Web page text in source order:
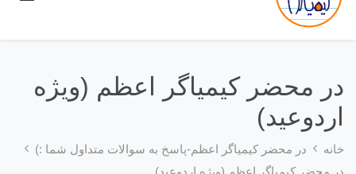
در محضر کیمیاگر اعظم (ویژه
اردوعید)
خانه
در محضر کیمیاگر اعظم-پاسخ به سوالات متداول شما :)
در محضر کیمیاگر اعظم (ویژه اردوعید)